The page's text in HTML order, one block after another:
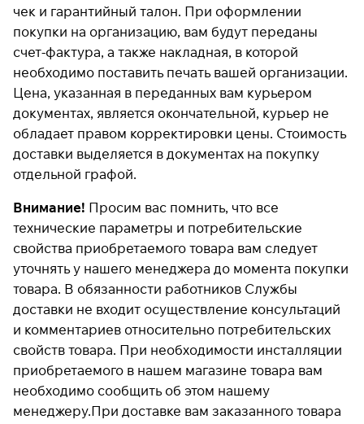
чек и гарантийный талон. При оформлении
покупки на организацию, вам будут переданы
счет-фактура, а также накладная, в которой
необходимо поставить печать вашей организации.
Цена, указанная в переданных вам курьером
документах, является окончательной, курьер не
обладает правом корректировки цены. Стоимость
доставки выделяется в документах на покупку
отдельной графой.
Внимание! Просим вас помнить, что все
технические параметры и потребительские
свойства приобретаемого товара вам следует
уточнять у нашего менеджера до момента покупки
товара. В обязанности работников Службы
доставки не входит осуществление консультаций
и комментариев относительно потребительских
свойств товара. При необходимости инсталляции
приобретаемого в нашем магазине товара вам
необходимо сообщить об этом нашему
менеджеру.При доставке вам заказанного товара